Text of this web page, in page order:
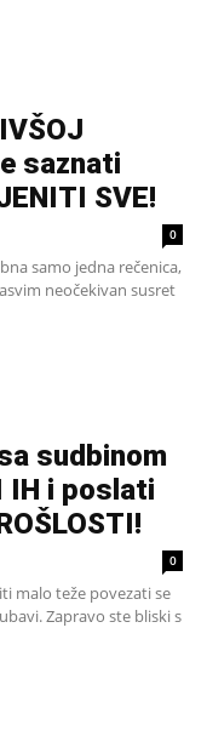
saznati
SVE!
0
samo jedna rečenica,
neočekivan susret
sudbinom
IH i poslati
0
malo teže povezati se
Zapravo ste bliski s